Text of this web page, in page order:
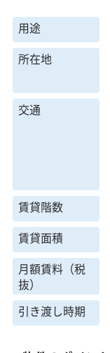
用途
所在地
交通
賃貸階数
賃貸面積
月額賃料（税
抜）
引き渡し時期